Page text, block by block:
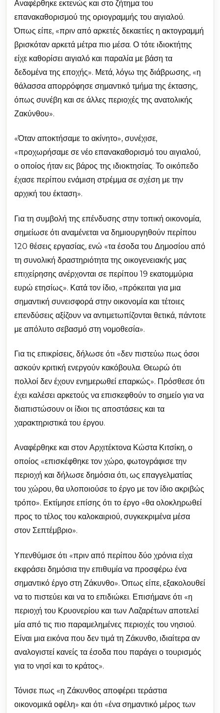
Αναφέρθηκε εκτενώς και στο ζήτημα του
επανακαθορισμού της οριογραμμής του αιγιαλού.
Όπως είπε, «πριν από αρκετές δεκαετίες η ακτογραμμή
βρισκόταν αρκετά μέτρα πιο μέσα. Ο τότε ιδιοκτήτης
είχε καθορίσει αιγιαλό και παραλία με βάση τα
δεδομένα της εποχής». Μετά, λόγω της διάβρωσης, «η
θάλασσα απορρόφησε σημαντικό τμήμα της έκτασης,
όπως συνέβη και σε άλλες περιοχές της ανατολικής
Ζακύνθου».
«Όταν αποκτήσαμε το ακίνητο», συνέχισε,
«προχωρήσαμε σε νέο επανακαθορισμό του αιγιαλού,
ο οποίος ήταν εις βάρος της ιδιοκτησίας. Το οικόπεδο
έχασε περίπου ενάμιση στρέμμα σε σχέση με την
αρχική του έκταση».
Για τη συμβολή της επένδυσης στην τοπική οικονομία,
σημείωσε ότι αναμένεται να δημιουργηθούν περίπου
120 θέσεις εργασίας, ενώ «τα έσοδα του Δημοσίου από
τη συνολική δραστηριότητα της οικογενειακής μας
επιχείρησης ανέρχονται σε περίπου 19 εκατομμύρια
ευρώ ετησίως». Κατά τον ίδιο, «πρόκειται για μια
σημαντική συνεισφορά στην οικονομία και τέτοιες
επενδύσεις αξίζουν να αντιμετωπίζονται θετικά, πάντοτε
με απόλυτο σεβασμό στη νομοθεσία».
Για τις επικρίσεις, δήλωσε ότι «δεν πιστεύω πως όσοι
ασκούν κριτική ενεργούν κακόβουλα. Θεωρώ ότι
πολλοί δεν έχουν ενημερωθεί επαρκώς». Πρόσθεσε ότι
έχει καλέσει αρκετούς να επισκεφθούν το σημείο για να
διαπιστώσουν οι ίδιοι τις αποστάσεις και τα
χαρακτηριστικά του έργου.
Αναφέρθηκε και στον Αρχιτέκτονα Κώστα Κιτσίκη, ο
οποίος «επισκέφθηκε τον χώρο, φωτογράφισε την
περιοχή και δήλωσε δημόσια ότι, ως επαγγελματίας
του χώρου, θα υλοποιούσε το έργο με τον ίδιο ακριβώς
τρόπο». Εκτίμησε επίσης ότι το έργο «θα ολοκληρωθεί
προς το τέλος του καλοκαιριού, συγκεκριμένα μέσα
στον Σεπτέμβριο».
Υπενθύμισε ότι «πριν από περίπου δύο χρόνια είχα
εκφράσει δημόσια την επιθυμία να προσφέρω ένα
σημαντικό έργο στη Ζάκυνθο». Όπως είπε, εξακολουθεί
να το πιστεύει και να το επιδιώκει. Επισήμανε ότι «η
περιοχή του Κρυονερίου και των Λαζαρέτων αποτελεί
μία από τις πιο παραμελημένες περιοχές του νησιού.
Είναι μια εικόνα που δεν τιμά τη Ζάκυνθο, ιδιαίτερα αν
αναλογιστεί κανείς τα έσοδα που παράγει ο τουρισμός
για το νησί και το κράτος».
Τόνισε πως «η Ζάκυνθος αποφέρει τεράστια
οικονομικά οφέλη» και ότι «ένα σημαντικό μέρος των